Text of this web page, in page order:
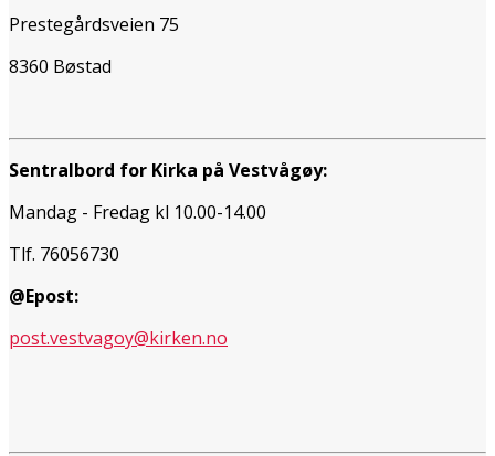
Prestegårdsveien 75
8360 Bøstad
Sentralbord for Kirka på Vestvågøy:
Mandag - Fredag kl 10.00-14.00
Tlf. 76056730
@Epost:
post.vestvagoy@kirken.no